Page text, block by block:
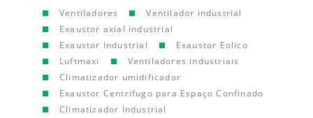
Ventiladores
Ventilador industrial
Exaustor axial industrial
Exaustor Industrial
Exaustor Eolico
Luftmaxi
Ventiladores industriais
Climatizador umidificador
Exaustor Centrifugo para Espaço Confinado
Climatizador Industrial